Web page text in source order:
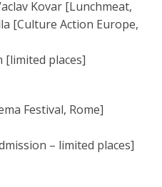
Kovar [Lunchmeat,
[Culture Action Europe,
[limited places]
Festival, Rome]
– limited places]